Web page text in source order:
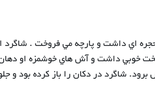
اي داشت و پارچه مي فروخت . شاگرد
خوبي داشت و آش هاي خوشمزه او
شاگرد در دكان را باز كرده بود و